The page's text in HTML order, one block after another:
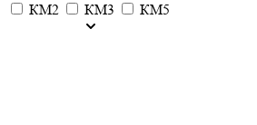
КМ2 КМ3 КМ5